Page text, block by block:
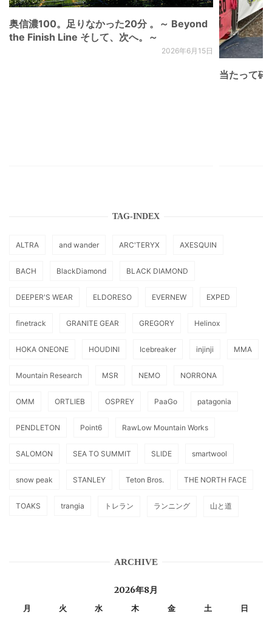
奥信濃100。足りなかった20分 。～ Beyond
the Finish Line そして、次へ。～
2026年6月15日
当たって砕
TAG-INDEX
ALTRA and wander ARC'TERYX AXESQUIN
BACH BlackDiamond BLACK DIAMOND
DEEPER'S WEAR ELDORESO EVERNEW EXPED
finetrack GRANITE GEAR GREGORY Helinox
HOKA ONEONE HOUDINI Icebreaker injinji MMA
Mountain Research MSR NEMO NORRONA
OMM ORTLIEB OSPREY PaaGo patagonia
PENDLETON Point6 RawLow Mountain Works
SALOMON SEA TO SUMMIT SLIDE smartwool
snow peak STANLEY Teton Bros. THE NORTH FACE
TOAKS trangia トレラン ランニング 山と道
ARCHIVE
2026年8月
月 火 水 木 金 土 日